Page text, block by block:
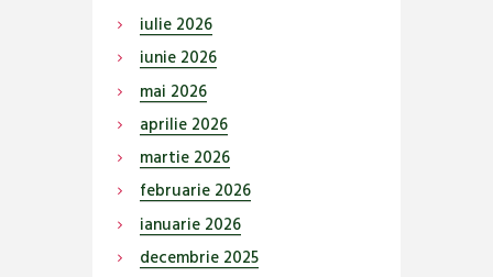
iulie 2026
iunie 2026
mai 2026
aprilie 2026
martie 2026
februarie 2026
ianuarie 2026
decembrie 2025